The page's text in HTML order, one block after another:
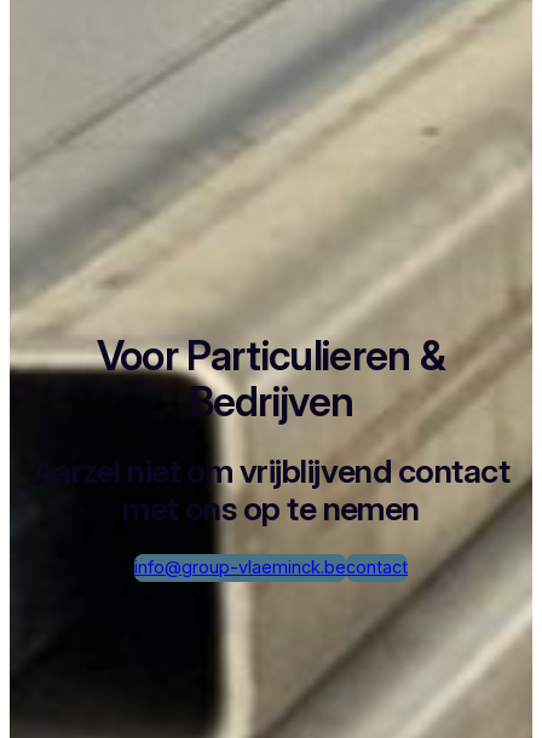
Voor Particulieren &
Bedrijven
Aarzel niet om vrijblijvend contact
met ons op te nemen
info@group-vlaeminck.becontact